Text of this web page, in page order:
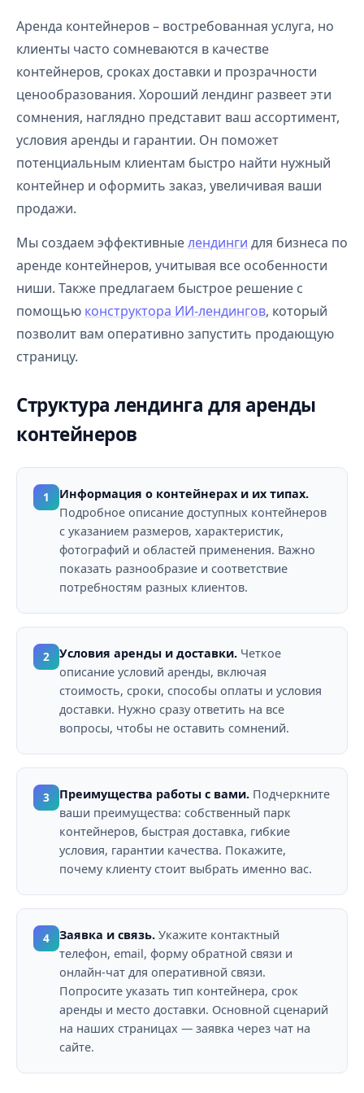
Аренда контейнеров – востребованная услуга, но
клиенты часто сомневаются в качестве
контейнеров, сроках доставки и прозрачности
ценообразования. Хороший лендинг развеет эти
сомнения, наглядно представит ваш ассортимент,
условия аренды и гарантии. Он поможет
потенциальным клиентам быстро найти нужный
контейнер и оформить заказ, увеличивая ваши
продажи.
Мы создаем эффективныелендинги для бизнеса по
аренде контейнеров, учитывая все особенности
ниши. Также предлагаем быстрое решение с
помощью конструктора ИИ-лендингов, который
позволит вам оперативно запустить продающую
страницу.
Структура лендинга для аренды
контейнеров
1
Информация о контейнерах и их типах.
Подробное описание доступных контейнеров
с указанием размеров, характеристик,
фотографий и областей применения. Важно
показать разнообразие и соответствие
потребностям разных клиентов.
2 Условия аренды и доставки. Четкое
описание условий аренды, включая
стоимость, сроки, способы оплаты и условия
доставки. Нужно сразу ответить на все
вопросы, чтобы не оставить сомнений.
3 Преимущества работы с вами. Подчеркните
ваши преимущества: собственный парк
контейнеров, быстрая доставка, гибкие
условия, гарантии качества. Покажите,
почему клиенту стоит выбрать именно вас.
4 Заявка и связь. Укажите контактный
телефон, email, форму обратной связи и
онлайн-чат для оперативной связи.
Попросите указать тип контейнера, срок
аренды и место доставки. Основной сценарий
на наших страницах — заявка через чат на
сайте.